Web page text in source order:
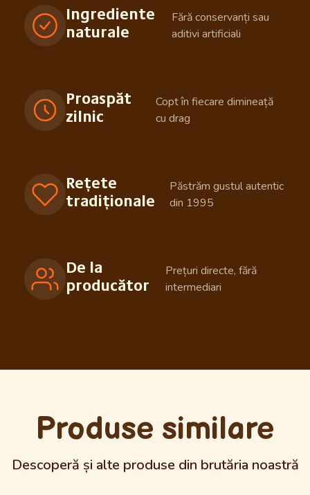
Ingrediente
naturale
Fără conservanți sau
aditivi artificiali
Proaspăt
zilnic
Copt în fiecare dimineață
cu drag
Rețete
tradiționale
Păstrăm gustul autentic
din 1995
De la
producător
Prețuri directe, fără
intermediari
Produse similare
Descoperă și alte produse din brutăria noastră